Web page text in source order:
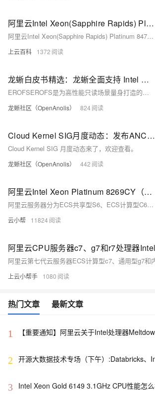
阿里云Intel Xeon(Sapphire Rapids) Platinum 8475B处理器CPU基频2.7 GHz，全核睿频3.2 GHz
阿里云Intel Xeon(Sapphire Rapids) Platinum 8475B处理器CPU基频2.7 GHz，全核睿频3.2 GHz
上云百科 1372
龙蜥白皮书精选：龙蜥全面支持 Intel 第四代可扩展处理器 SPR 平台
EROFSEROFS是为高性能只读场景量身打造的内核文件系统，提供了多层镜像、透明压缩等特性，于Linux 5.4正式合入Linux主线。
龙蜥社区（OpenAnolis） 824
Cloud Kernel SIG月度动态：发布ANCK 5.10-013版本、完整支持Intel SPR处理器
Cloud Kernel SIG 月度动态来了，欢迎查看。
龙蜥社区（OpenAnolis） 442
阿里云Intel Xeon Platinum 8269CY（Cascade Lake）处理器CPU性能评测
阿里云服务器分为ECS共享型S6、ECS计算型C6、ECS通用型G6和ECS内存型R6，均属于第六代云服务器，CPU处理器均采用2.5 GHz主频的Intel Xeon Platinum 8269CY（Cascade Lake），睿频3.2 GHz。
云小帮 11824
上云小帮手 1080
热门文章 最新文章
1
【重要通知】阿里云关于Intel处理器
2 开源大数据技术专场（下午）:Databricks、
3
Intel Xeon Gold 6149 3.1GHz CPU性能怎